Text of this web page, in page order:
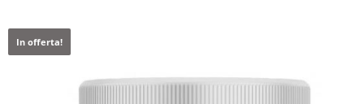
In offerta!